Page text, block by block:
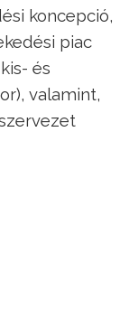
koncepció,
piac
és
valamint,